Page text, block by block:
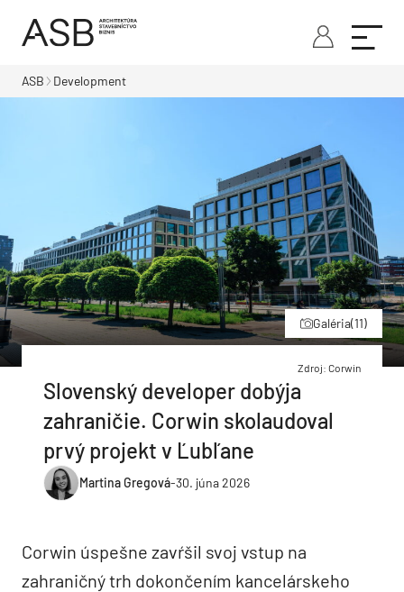
ASB Development
Galéria(11)
Zdroj: Corwin
Slovenský developer dobýja
zahraničie. Corwin skolaudoval
prvý projekt v Ľubľane
Martina Gregová-30. júna 2026
Corwin úspešne zavŕšil svoj vstup na
zahraničný trh dokončením kancelárskeho